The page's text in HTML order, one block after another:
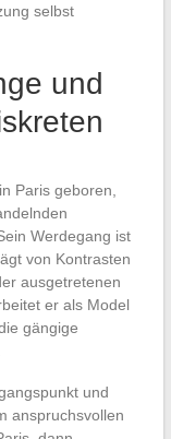
selbst
und
Paris geboren,
Werdegang ist
von Kontrasten
ausgetretenen
er als Model
gängige
und
anspruchsvollen